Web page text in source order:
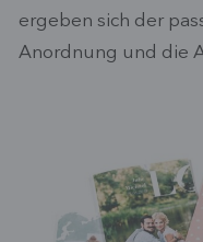
ergeben sich der
Anordnung und die